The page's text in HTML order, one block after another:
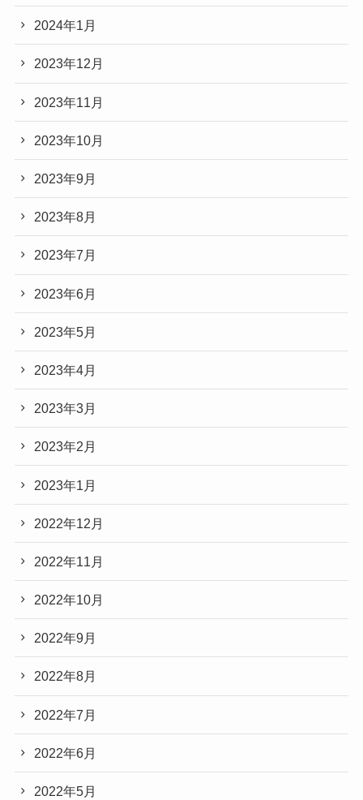
2024年1月
2023年12月
2023年11月
2023年10月
2023年9月
2023年8月
2023年7月
2023年6月
2023年5月
2023年4月
2023年3月
2023年2月
2023年1月
2022年12月
2022年11月
2022年10月
2022年9月
2022年8月
2022年7月
2022年6月
2022年5月